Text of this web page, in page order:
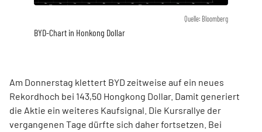
Quelle: Bloomberg
BYD-Chart in Honkong Dollar
Am Donnerstag klettert BYD zeitweise auf ein neues
Rekordhoch bei 143,50 Hongkong Dollar. Damit generiert
die Aktie ein weiteres Kaufsignal. Die Kursrallye der
vergangenen Tage dürfte sich daher fortsetzen. Bei